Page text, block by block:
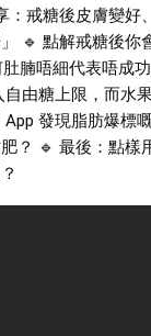
：戒糖後皮膚變好
🔹 點解戒糖後你
腩唔細代表唔成
由糖上限，而水
發現脂肪爆標
？ 🔹 最後：點樣